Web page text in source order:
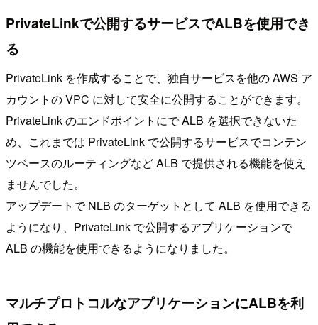
PrivateLinkで公開するサービスでALBを使用でき
る
PrivateLink を作成することで、独自サービスを他の AWS ア
カウントの VPC に対して安全に公開することができます。
PrivateLink のエンドポイントにで ALB を選択できないた
め、これまでは PrivateLink で公開するサービスでコンテン
ツベースのルーティングなど ALB で提供される機能を使え
ませんでした。
アップデートで NLB のターゲットとして ALB を使用できる
ようになり、PrivateLink で公開するアプリケーションで
ALB の機能を使用できるようになりました。
マルチプロトコルなアプリケーションにALBを利